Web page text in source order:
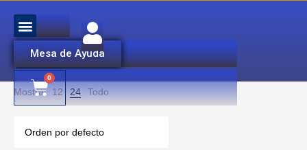
Mesa de Ayuda
Mostrar 12 24 Todo